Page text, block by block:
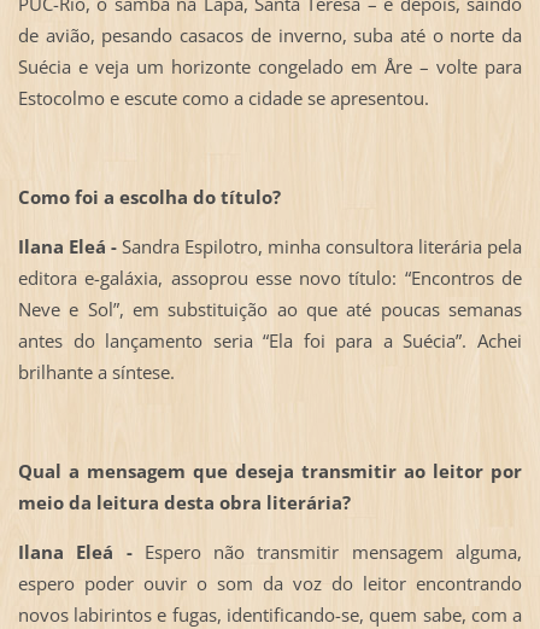
de avião, pesando casacos de inverno, suba até o norte da
Suécia e veja um horizonte congelado em Åre – volte para
Estocolmo e escute como a cidade se apresentou.
Como foi a escolha do título?
Ilana Eleá - Sandra Espilotro, minha consultora literária pela
editora e-galáxia, assoprou esse novo título: “Encontros de
Neve e Sol”, em substituição ao que até poucas semanas
antes do lançamento seria “Ela foi para a Suécia”. Achei
brilhante a síntese.
Qual a mensagem que deseja transmitir ao leitor por
meio da leitura desta obra literária?
Ilana Eleá - Espero não transmitir mensagem alguma,
espero poder ouvir o som da voz do leitor encontrando
novos labirintos e fugas, identificando-se, quem sabe, com a